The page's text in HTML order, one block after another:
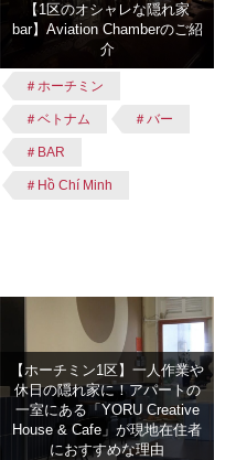
【1区のオシャレな隠れ家
bar】Aviation Chamberのご紹
介
＃ホーチミン
＃ベトナム ＃バー
＃BAR
＃Hồ Chí Minh
【ホーチミン1区】一人作業や
休日の隠れ家に！アパートの
一室にある「YORU Creative
House & Cafe」が現地在住者
におすすめな理由